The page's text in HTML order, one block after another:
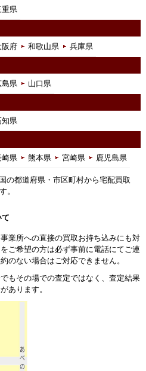
重県
阪府 和歌山県 兵庫県
島県 山口県
知県
崎県 熊本県 宮崎県 鹿児島県
の都道府県・市区町村から宅配買取
。
業所への直接の買取お持ち込みにも対
ご希望の方は必ず事前に電話にてご連
のない場合はご対応できません。
もその場での査定ではなく、査定結果
あります。